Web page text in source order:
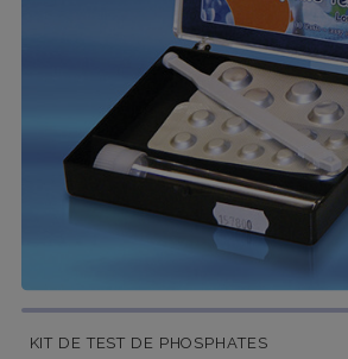
KIT DE TEST DE PHOSPHATES